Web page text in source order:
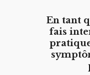
En tant
fais